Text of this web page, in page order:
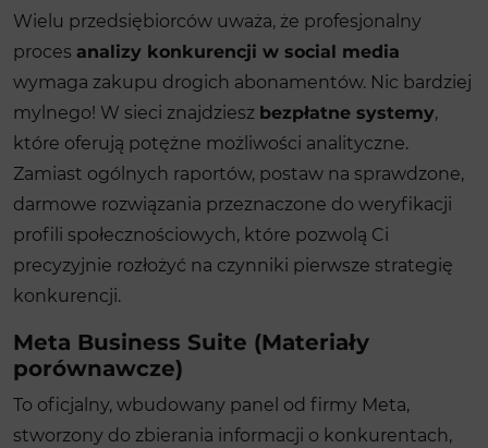
Wielu przedsiębiorców uważa, że profesjonalny
proces analizy konkurencji w social media
wymaga zakupu drogich abonamentów. Nic bardziej
mylnego! W sieci znajdziesz bezpłatne systemy,
które oferują potężne możliwości analityczne.
Zamiast ogólnych raportów, postaw na sprawdzone,
darmowe rozwiązania przeznaczone do weryfikacji
profili społecznościowych, które pozwolą Ci
precyzyjnie rozłożyć na czynniki pierwsze strategię
konkurencji.
Meta Business Suite (Materiały
porównawcze)
To oficjalny, wbudowany panel od firmy Meta,
stworzony do zbierania informacji o konkurentach,